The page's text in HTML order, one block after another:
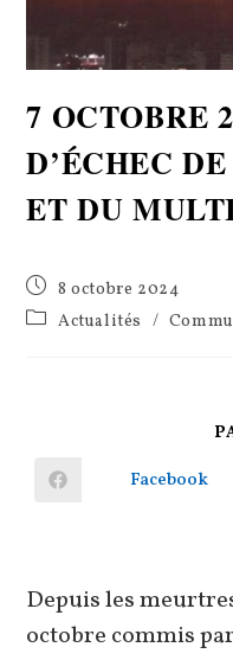
7 OCTOBRE
D’ÉCHEC
ET DU
Publication
publiée :
8 octobre 2024
PostActualités /
Ouvrir
Facebook
Depuis les
octobre commis